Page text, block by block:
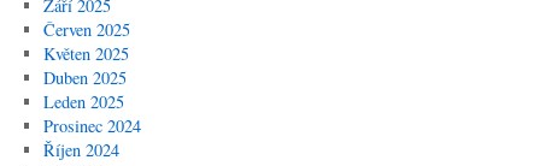
Září 2025
Červen 2025
Květen 2025
Duben 2025
Leden 2025
Prosinec 2024
Říjen 2024